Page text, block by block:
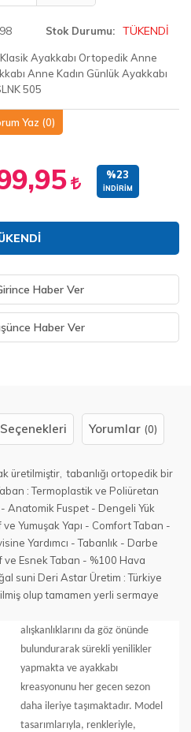
Stok Durumu TÜKENDİ
Ayakkabı Ortopedik Anne
Anne Kadın Günlük Ayakkabı
505
Yaz (0)
%23
İNDIRIM
Haber Ver
Haber Ver
Yorumlar (0)
üretilmiştir, tabanlığı ortopedik bir
: Termoplastik ve Poliüretan
Anatomik Fuspet - Dengeli Yük
ve Yumuşak Yapı - Comfort Taban -
Yardımcı - Tabanlık - Darbe
ve Esnek Taban - %100 Hava
suni Deri Astar Üretim : Türkiye
olup tamamen yerli sermaye
alışkanlıklarını da göz önünde
bulundurarak sürekli yenilikler
yapmakta ve ayakkabı
kreasyonunu her gecen sezon
daha ileriye taşımaktadır. Model
tasarımlarıyla, renkleriyle,